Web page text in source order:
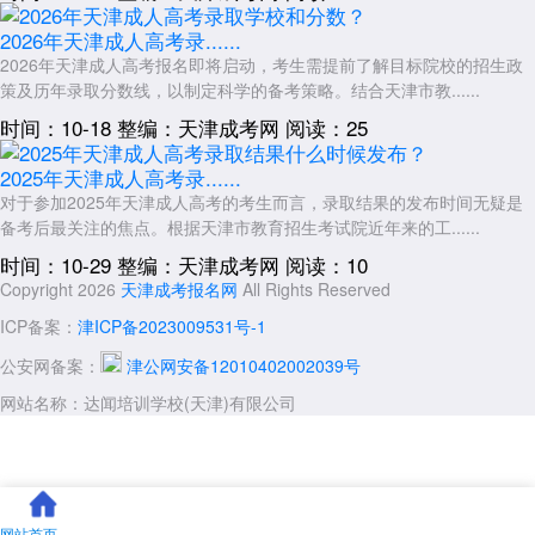
2026年天津成人高考录......
2026年天津成人高考报名即将启动，考生需提前了解目标院校的招生政
策及历年录取分数线，以制定科学的备考策略。结合天津市教......
时间：10-18 整编：天津成考网 阅读：25
2025年天津成人高考录......
对于参加2025年天津成人高考的考生而言，录取结果的发布时间无疑是
备考后最关注的焦点。根据天津市教育招生考试院近年来的工......
时间：10-29 整编：天津成考网 阅读：10
Copyright 2026 天津成考报名网 All Rights Reserved
ICP备案： 津ICP备2023009531号-1
公安网备案：
津公网安备12010402002039号
网站名称：达闻培训学校(天津)有限公司